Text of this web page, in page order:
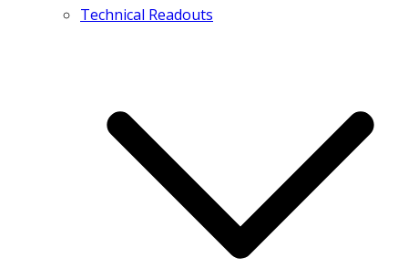
Technical Readouts